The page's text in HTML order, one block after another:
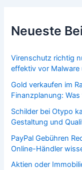
Neueste
Virenschutz richtig
effektiv vor
Gold verkaufen im
Finanzplanung:
Schilder bei Otypo
Gestaltung und
PayPal Gebühren
Online-Händler
Aktien oder